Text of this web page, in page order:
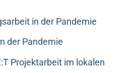
in der Pandemie
der Pandemie
Projektarbeit im lokalen